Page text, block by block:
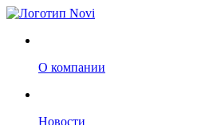
О компании
Новости